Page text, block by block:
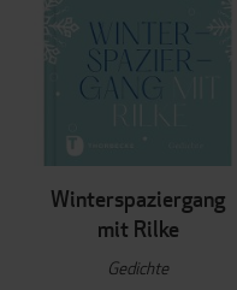
Winterspaziergang
mit Rilke
Gedichte